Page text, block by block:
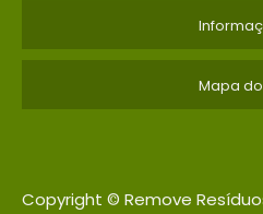
Mapa
Copyright © Remove